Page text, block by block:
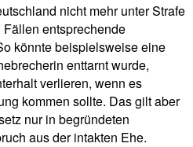
nicht mehr unter Strafe
entsprechende
könnte beispielsweise eine
enttarnt wurde,
verlieren, wenn es
kommen sollte. Das gilt aber
nur in begründeten
aus der intakten Ehe.